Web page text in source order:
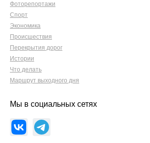
Фоторепортажи
Спорт
Экономика
Происшествия
Перекрытия дорог
Истории
Что делать
Маршрут выходного дня
Мы в социальных сетях